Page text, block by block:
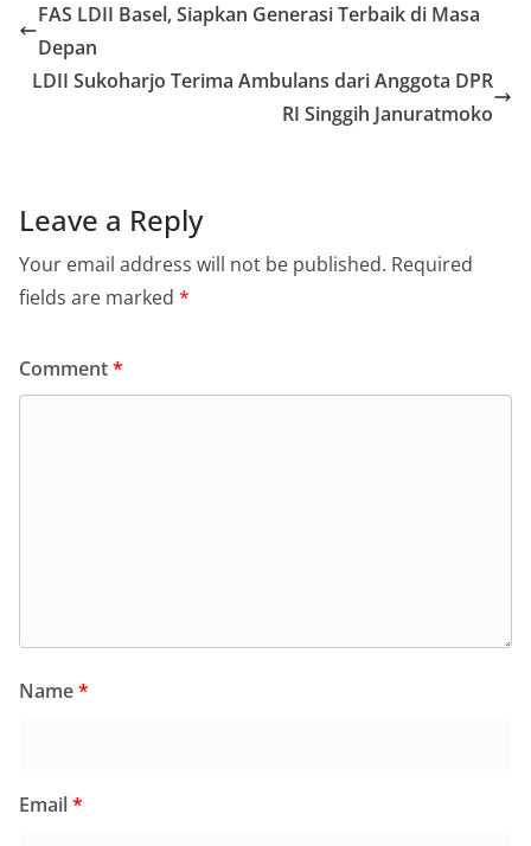
FAS LDII Basel, Siapkan Generasi Terbaik di Masa
Depan
LDII Sukoharjo Terima Ambulans dari Anggota DPR
RI Singgih Januratmoko
Leave a Reply
Your email address will not be published. Required
fields are marked *
Comment*
Name*
Email*